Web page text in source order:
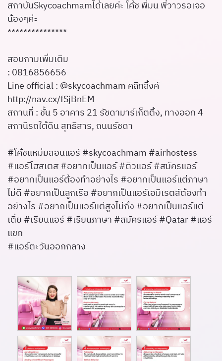
สถาบันSkycoachmamได้เลยค่ะ โค้ช พี่มน พี่วาวรอเจอ
น้องๆค่ะ
***************
สอบถามเพิ่มเติม
: 0816856656
Line official : @skycoachmam คลิกลิ้งค์
http://nav.cx/fSjBnEM
สถานที่ : ชั้น 5 อาคาร 21 รัชดามาร์เก็ตติ้ง, ทางออก 4
สถานีรถใต้ดิน สุทธิสาร, ถนนรัชดา
#โค้ชแหม่มสอนแอร์ #skycoachmam #airhostess
#แอร์โฮสเตส #อยากเป็นแอร์ #ติวแอร์ #สมัครแอร์
#อยากเป็นแอร์ต้องทำอย่างไร #อยากเป็นแอร์แต่ภาษา
ไม่ดี #อยากเป็นลูกเรือ #อยากเป็นแอร์เอมิเรตส์ต้องทำ
อย่างไร #อยากเป็นแอร์แต่สูงไม่ถึง #อยากเป็นแอร์แต่
เตี้ย #เรียนแอร์ #เรียนภาษา #สมัครแอร์ #Qatar #แอร์
แขก
#แอร์ตะวันออกกลาง